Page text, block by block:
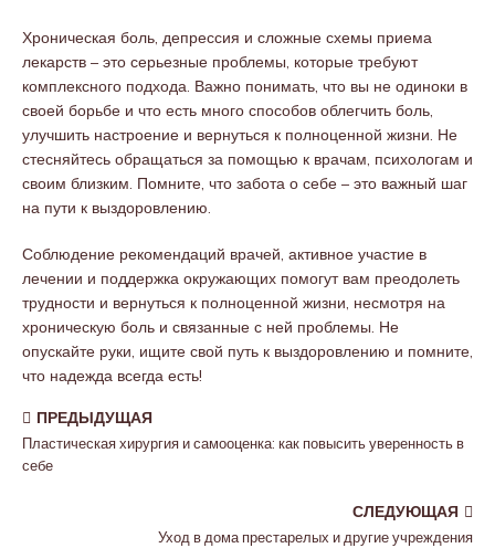
Хроническая боль, депрессия и сложные схемы приема
лекарств – это серьезные проблемы, которые требуют
комплексного подхода. Важно понимать, что вы не одиноки в
своей борьбе и что есть много способов облегчить боль,
улучшить настроение и вернуться к полноценной жизни. Не
стесняйтесь обращаться за помощью к врачам, психологам и
своим близким. Помните, что забота о себе – это важный шаг
на пути к выздоровлению.
Соблюдение рекомендаций врачей, активное участие в
лечении и поддержка окружающих помогут вам преодолеть
трудности и вернуться к полноценной жизни, несмотря на
хроническую боль и связанные с ней проблемы. Не
опускайте руки, ищите свой путь к выздоровлению и помните,
что надежда всегда есть!
ПРЕДЫДУЩАЯ
Пластическая хирургия и самооценка: как повысить уверенность в
себе
СЛЕДУЮЩАЯ
Уход в дома престарелых и другие учреждения